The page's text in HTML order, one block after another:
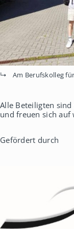
Am Berufskolleg
Alle Beteiligten
und freuen sich auf
Gefördert durch